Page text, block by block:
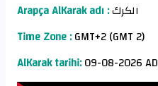
Arapça AlKarak adı :الكرك
Time Zone :GMT+2 (GMT 2)
AlKarak tarihi:09-08-2026 AD